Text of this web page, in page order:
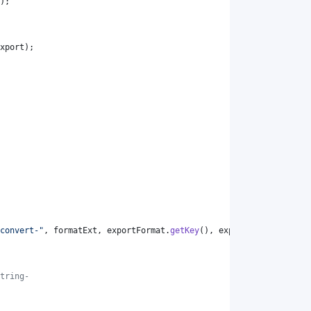
);
" , formatExt , exportFormat .getKey(), exportFormat